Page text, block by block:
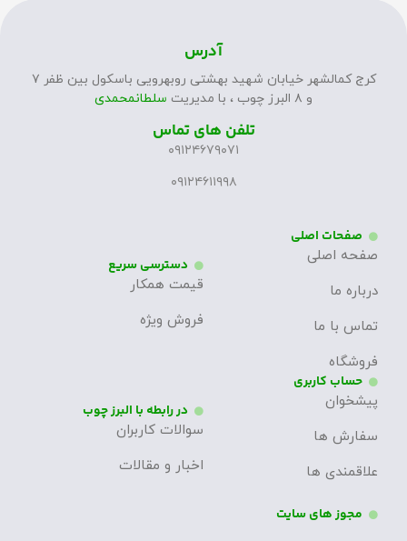
آدرس
کرج کمالشهر خیابان شهید بهشتی روبهرویی باسکول بین ظفر ۷
و ۸ البرز چوب ، با مدیریت
سلطانمحمدی
تلفن های تماس
۰۹۱۲۴۶۷۹۰۷۱
۰۹۱۲۴۶۱۱۹۹۸
صفحات اصلی
صفحه اصلی
درباره ما
تماس با ما
فروشگاه
دسترسی سریع
قیمت همکار
فروش ویژه
حساب کاربری
پیشخوان
سفارش ها
علاقمندی ها
در رابطه با البرز چوب
سوالات کاربران
اخبار و مقالات
مجوز های سایت